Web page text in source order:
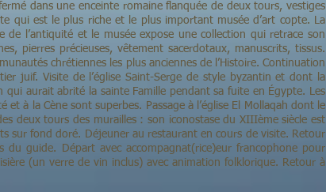
dans une enceinte romaine flanquée de deux tours, vestiges
qui est le plus riche et le plus important musée d’art copte. La
l’antiquité et le musée expose une collection qui retrace son
pierres précieuses, vêtement sacerdotaux, manuscrits, tissus.
chrétiennes les plus anciennes de l’Histoire. Continuation
juif. Visite de l’église Saint-Serge de style byzantin et dont la
aurait abrité la sainte Famille pendant sa fuite en Égypte. Les
et à la Cène sont superbes. Passage à l’église El Mollaqah dont le
deux tours des murailles : son iconostase du XIIIème siècle est
sur fond doré. Déjeuner au restaurant en cours de visite. Retour
guide. Départ avec accompagnat(rice)eur francophone pour
(un verre de vin inclus) avec animation folklorique. Retour à